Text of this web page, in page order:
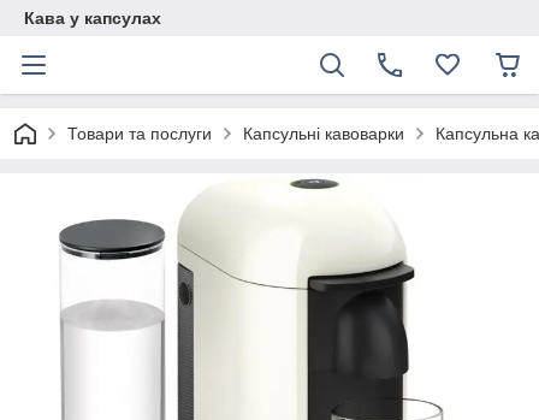
Кава у капсулах
Товари та послуги Капсульні кавоварки Капсульна